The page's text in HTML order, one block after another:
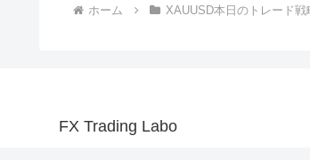
ホーム XAUUSD本日のトレード戦
FX Trading Labo